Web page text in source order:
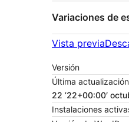
Variaciones de
Vista previa
Versión
Última actualización
22 ’22+00:00′
Instalaciones